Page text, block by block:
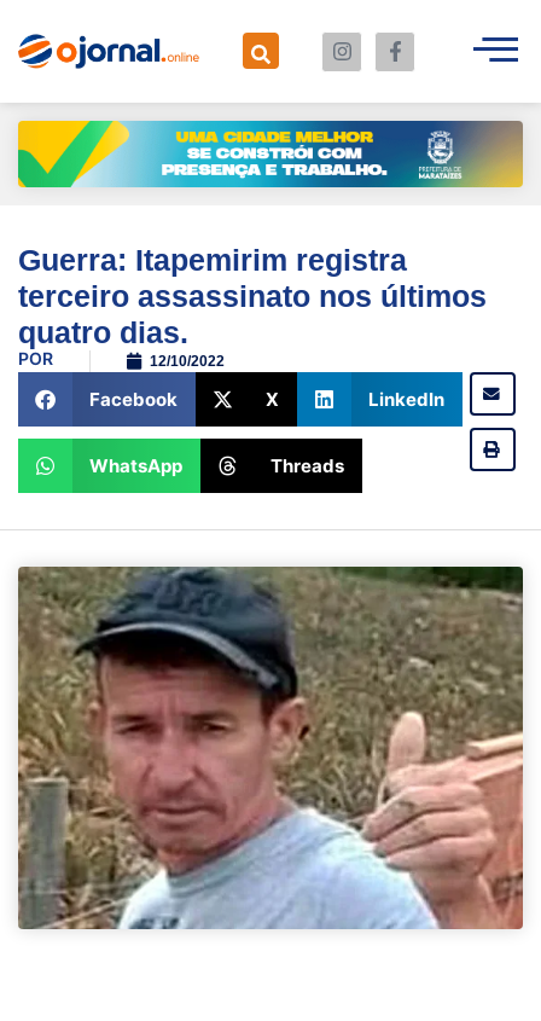
Guerra: Itapemirim registra
terceiro assassinato nos últimos
quatro dias.
POR 12/10/2022
Facebook X LinkedIn
WhatsApp Threads